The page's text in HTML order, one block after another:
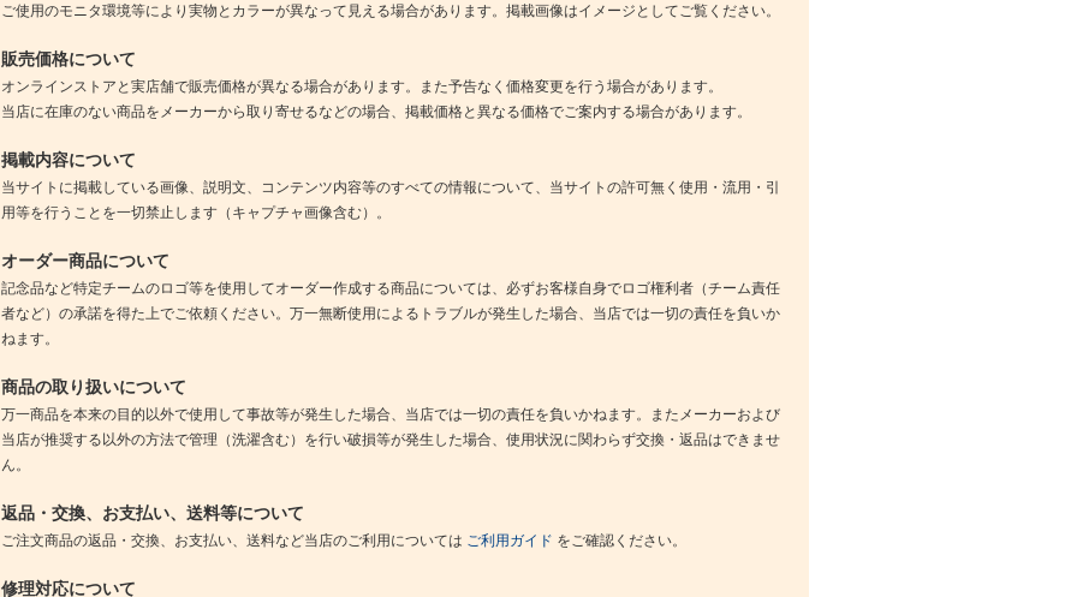
ご使用のモニタ環境等により実物とカラーが異なって見える場合があります。掲載画像はイメージとしてご覧ください。
販売価格について
オンラインストアと実店舗で販売価格が異なる場合があります。また予告なく価格変更を行う場合があります。
当店に在庫のない商品をメーカーから取り寄せるなどの場合、掲載価格と異なる価格でご案内する場合があります。
掲載内容について
当サイトに掲載している画像、説明文、コンテンツ内容等のすべての情報について、当サイトの許可無く使用・流用・引
用等を行うことを一切禁止します（キャプチャ画像含む）。
オーダー商品について
記念品など特定チームのロゴ等を使用してオーダー作成する商品については、必ずお客様自身でロゴ権利者（チーム責任
者など）の承諾を得た上でご依頼ください。万一無断使用によるトラブルが発生した場合、当店では一切の責任を負いか
ねます。
商品の取り扱いについて
万一商品を本来の目的以外で使用して事故等が発生した場合、当店では一切の責任を負いかねます。またメーカーおよび
当店が推奨する以外の方法で管理（洗濯含む）を行い破損等が発生した場合、使用状況に関わらず交換・返品はできませ
ん。
返品・交換、お支払い、送料等について
ご注文商品の返品・交換、お支払い、送料など当店のご利用については ご利用ガイド をご確認ください。
修理対応について